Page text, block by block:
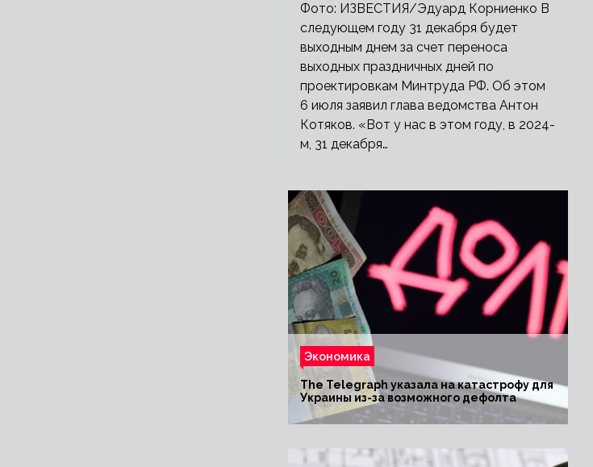
Фото: ИЗВЕСТИЯ/Эдуард Корниенко В
следующем году 31 декабря будет
выходным днем за счет переноса
выходных праздничных дней по
проектировкам Минтруда РФ. Об этом
6 июля заявил глава ведомства Антон
Котяков. «Вот у нас в этом году, в 2024-
м, 31 декабря…
Экономика
The Telegraph указала на катастрофу для
Украины из-за возможного дефолта